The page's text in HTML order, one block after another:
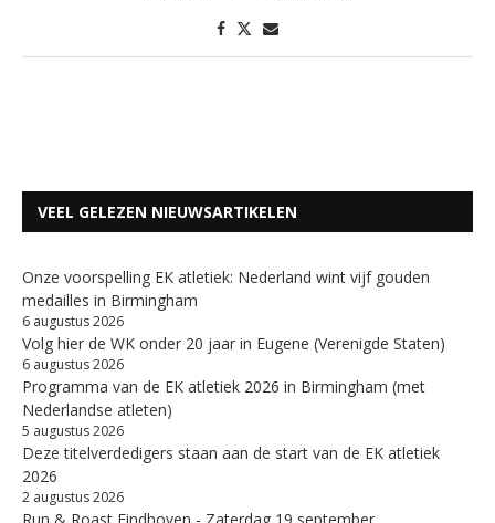
VEEL GELEZEN NIEUWSARTIKELEN
Onze voorspelling EK atletiek: Nederland wint vijf gouden
medailles in Birmingham
6 augustus 2026
Volg hier de WK onder 20 jaar in Eugene (Verenigde Staten)
6 augustus 2026
Programma van de EK atletiek 2026 in Birmingham (met
Nederlandse atleten)
5 augustus 2026
Deze titelverdedigers staan aan de start van de EK atletiek
2026
2 augustus 2026